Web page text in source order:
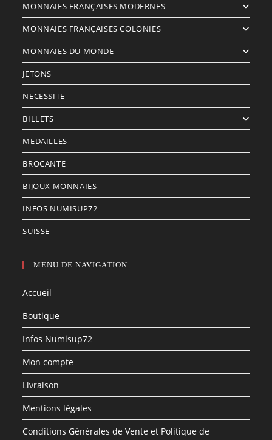
MONNAIES FRANÇAISES MODERNES
MONNAIES FRANÇAISES COLONIES
MONNAIES DU MONDE
JETONS
NECESSITE
BILLETS
MEDAILLES
BROCANTE
BIJOUX MONNAIES
INFOS NUMISUP72
SUISSE
MENU DE NAVIGATION
Accueil
Boutique
Infos Numisup72
Mon compte
Livraison
Mentions légales
Conditions Générales de Vente et Politique de